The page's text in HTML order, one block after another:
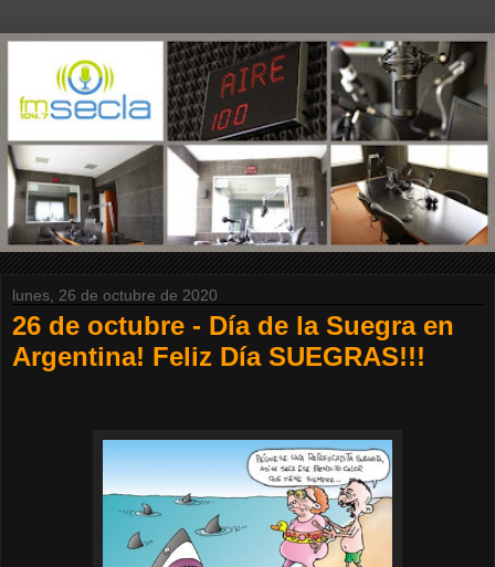
lunes, 26 de octubre de 2020
26 de octubre - Día de la Suegra en
Argentina! Feliz Día SUEGRAS!!!